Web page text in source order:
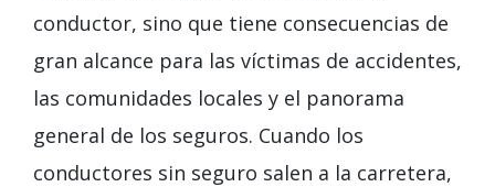
conductor, sino que tiene consecuencias de
gran alcance para las víctimas de accidentes,
las comunidades locales y el panorama
general de los seguros. Cuando los
conductores sin seguro salen a la carretera,